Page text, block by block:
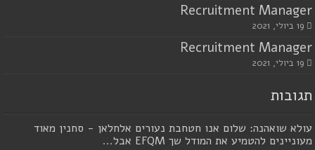
Recruitment Manager
19 ביולי, 2021
Recruitment Manager
19 ביולי, 2021
תגובות
עולא שואהנה: שלום אנו חטחבת נעורים אלחלאן - סחנין מאוד
מעוניינים להטמיע את המודל שך EFQM אבל...